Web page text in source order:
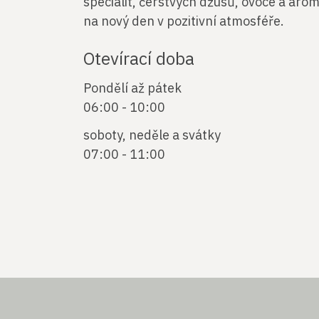
na nový den v pozitivní atmosféře.
Otevírací doba
Pondělí až pátek
06:00 - 10:00
soboty, neděle a svátky
07:00 - 11:00